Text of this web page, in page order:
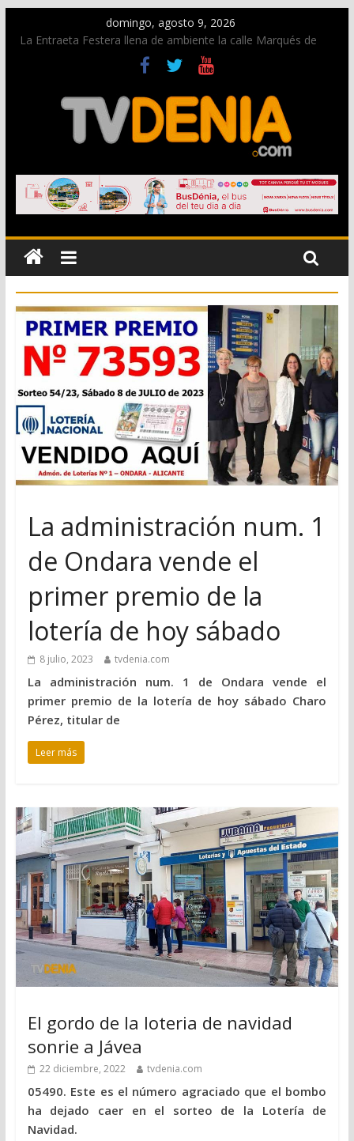
domingo, agosto 9, 2026
La Entraeta Festera llena de ambiente la calle Marqués de
Campo con la recepción a la Capitanía Cristiana
Dos personas fallecen en un grave accidente en la N-332
entre Benissa y Calp
Una nueva oportunidad para donar sangre en Cruz Roja
El bando moro protagonista en la Segunda Entraeta Festera
Paco Adsuar dona al Arxiu de Dénia más de 50.000 imágenes
de la memoria visual de la ciudad
La administración num. 1
de Ondara vende el
primer premio de la
lotería de hoy sábado
8 julio, 2023 tvdenia.com
La administración num. 1 de Ondara vende el
primer premio de la lotería de hoy sábado Charo
Pérez, titular de
Leer más
El gordo de la loteria de navidad
sonrie a Jávea
22 diciembre, 2022 tvdenia.com
05490. Este es el número agraciado que el bombo
ha dejado caer en el sorteo de la Lotería de
Navidad.